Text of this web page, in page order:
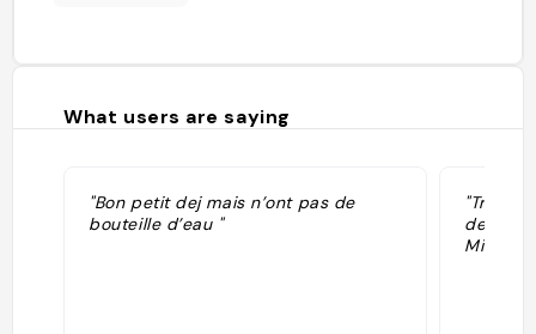
What users are saying
"Bon petit dej mais n’ont pas de
bouteille d’eau "
"Très
de